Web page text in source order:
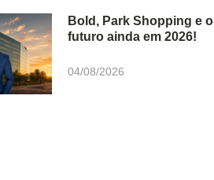
Bold, Park Shopping e o
futuro ainda em 2026!
04/08/2026